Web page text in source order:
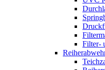
Filter-